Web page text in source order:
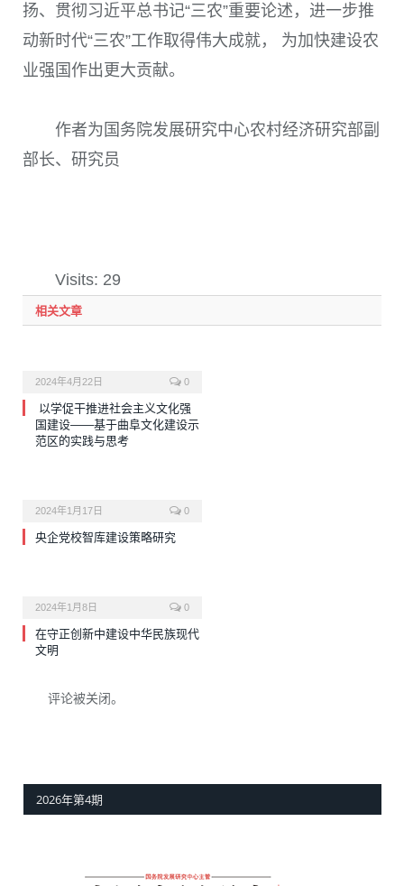
扬、贯彻习近平总书记“三农”重要论述，进一步推
动新时代“三农”工作取得伟大成就， 为加快建设农
业强国作出更大贡献。
作者为国务院发展研究中心农村经济研究部副
部长、研究员
Visits: 29
相关文章
2024年4月22日 0
以学促干推进社会主义文化强
国建设——基于曲阜文化建设示
范区的实践与思考
2024年1月17日 0
央企党校智库建设策略研究
2024年1月8日 0
在守正创新中建设中华民族现代
文明
评论被关闭。
2026年第4期